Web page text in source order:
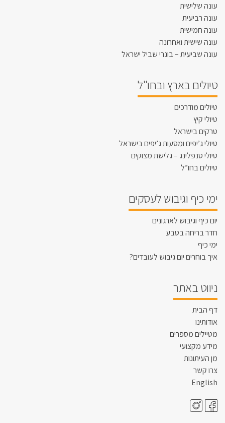
עונה שלישית
עונה רביעית
עונה חמישית
עונה שישית ואחרונה
עונה שביעית – בוגרי שביל ישראל
טיולים בארץ ובחו"ל
טיולים מודרכים
טיולי קיץ
טרקים בישראל
טיולי ג’יפים ומסעות ג’יפים בישראל
טיולי סנפלינג – גלישת מצוקים
טיולים בחו”ל
ימי כיף וגיבוש לעסקים
יום כיף וגיבוש לארגונים
חדר בריחה בטבע
ימי כיף
איך בוחרים יום גיבוש לעובדים?
ניווט באתר
דף הבית
אודותינו
מטיילים מספרים
מידע מקצועי
מן העיתונות
צרו קשר
English